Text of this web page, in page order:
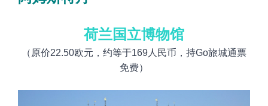
荷兰国立博物馆
（原价22.50欧元，约等于169人民币，持Go旅城通票
免费）